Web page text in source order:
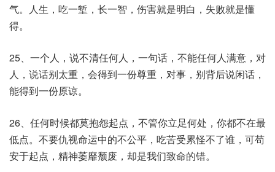
气。人生，吃一堑，长一智，伤害就是明白，失败就是懂
得。
25、一个人，说不清任何人，一句话，不能任何人满意，对
人，说话别太重，会得到一份尊重，对事，别背后说闲话，
能得到一份原谅。
26、任何时候都莫抱怨起点，不管你立足何处，你都不在最
低点。不要仇视命运中的不公平，吃苦受累怪不了谁，可苟
安于起点，精神萎靡颓废，却是我们致命的错。